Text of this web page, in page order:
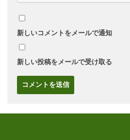
新しいコメントをメールで通知
新しい投稿をメールで受け取る